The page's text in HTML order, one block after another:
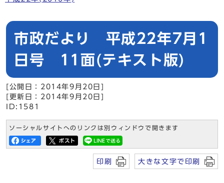
市政だより 平成22年7月1
日号 11面(テキスト版)
[公開日：2014年9月20日]
[更新日：2014年9月20日]
ID:1581
ソーシャルサイトへのリンクは別ウィンドウで開きます
印刷 大きな文字で印刷